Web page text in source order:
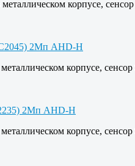
корпусе,
корпусе,
корпусе,